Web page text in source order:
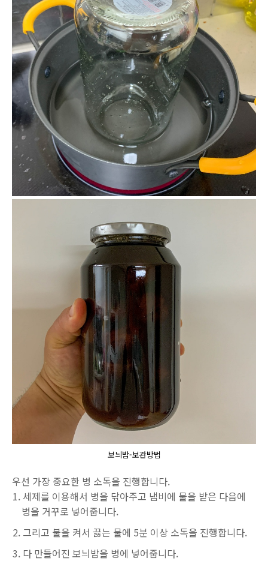
보늬밤-보관방법
우선 가장 중요한 병 소독을 진행합니다.
세제를 이용해서 병을 닦아주고 냄비에 물을 받은 다음에
병을 거꾸로 넣어줍니다.
그리고 불을 켜서 끓는 물에 5분 이상 소독을 진행합니다.
다 만들어진 보늬밤을 병에 넣어줍니다.